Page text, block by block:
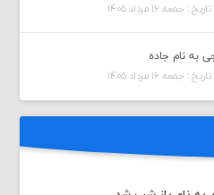
تاریخ : جمعه ۱۶ مرداد ۱۴۰۵
به نام جاده
تاریخ : جمعه ۱۶ مرداد ۱۴۰۵